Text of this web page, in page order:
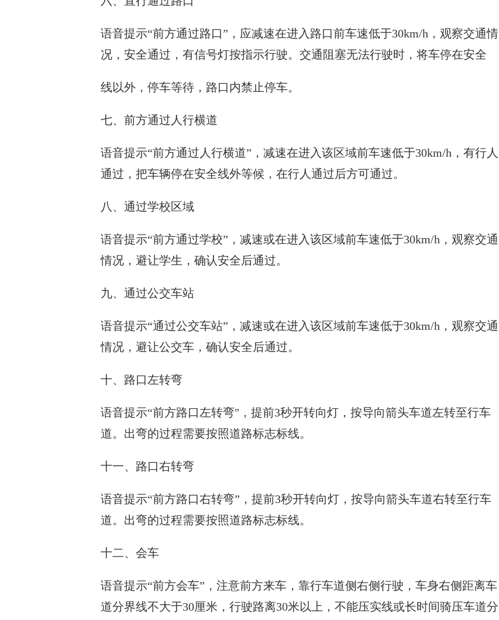
语音提示“前方通过路口”，应减速在进入路口前车速低于30km/h，观察交通情
况，安全通过，有信号灯按指示行驶。交通阻塞无法行驶时，将车停在安全
线以外，停车等待，路口内禁止停车。
七、前方通过人行横道
语音提示“前方通过人行横道”，减速在进入该区域前车速低于30km/h，有行人
通过，把车辆停在安全线外等候，在行人通过后方可通过。
八、通过学校区域
语音提示“前方通过学校”，减速或在进入该区域前车速低于30km/h，观察交通
情况，避让学生，确认安全后通过。
九、通过公交车站
语音提示“通过公交车站”，减速或在进入该区域前车速低于30km/h，观察交通
情况，避让公交车，确认安全后通过。
十、路口左转弯
语音提示“前方路口左转弯"，提前3秒开转向灯，按导向箭头车道左转至行车
道。出弯的过程需要按照道路标志标线。
十一、路口右转弯
语音提示“前方路口右转弯”，提前3秒开转向灯，按导向箭头车道右转至行车
道。出弯的过程需要按照道路标志标线。
十二、会车
语音提示“前方会车”，注意前方来车，靠行车道侧右侧行驶，车身右侧距离车
道分界线不大于30厘米，行驶路离30米以上，不能压实线或长时间骑压车道分